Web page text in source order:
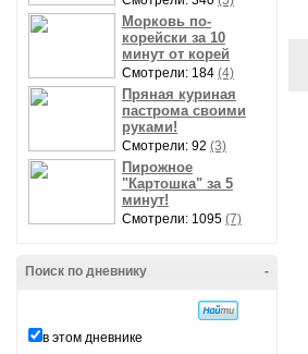
Морковь по-
корейски за 10
минут от корей
Смотрели: 184 (4)
Пряная куриная
пастрома своими
руками!
Смотрели: 92 (3)
Пирожное
"Картошка" за 5
минут!
Смотрели: 1095 (7)
-
Поиск по дневнику
в этом дневнике